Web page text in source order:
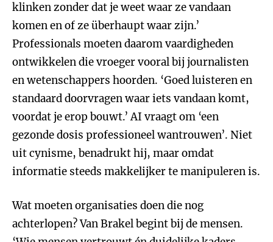
klinken zonder dat je weet waar ze vandaan
komen en of ze überhaupt waar zijn.’
Professionals moeten daarom vaardigheden
ontwikkelen die vroeger vooral bij journalisten
en wetenschappers hoorden. ‘Goed luisteren en
standaard doorvragen waar iets vandaan komt,
voordat je erop bouwt.’ AI vraagt om ‘een
gezonde dosis professioneel wantrouwen’. Niet
uit cynisme, benadrukt hij, maar omdat
informatie steeds makkelijker te manipuleren is.
Wat moeten organisaties doen die nog
achterlopen? Van Brakel begint bij de mensen.